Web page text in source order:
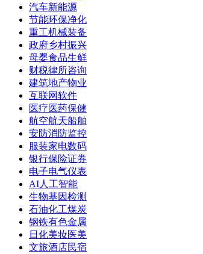
汽车新能源
节能环保净化
重工机械装备
政府乡村振兴
母婴食品生鲜
财税律所咨询
建筑地产物业
互联网软件
医疗医药保健
航空航天船舶
安防消防监控
服装家电数码
银行保险证券
电子电气仪表
AI人工智能
生物基因检测
石油化工煤炭
钢铁有色金属
日化美妆医美
文旅酒店民宿